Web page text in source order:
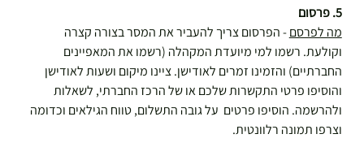
5. פרסום
מה לפרסם - הפרסום צריך להעביר את המסר בצורה קצרה
וקולעת. רשמו למי מיועדת המקהלה (רשמו את המאפיינים
החברתיים) והזמינו זמרים לאודישן. ציינו מיקום ושעות לאודישן
והוסיפו פרטי התקשרות שלכם או של הרכז החברתי, לשאלות
ולהרשמה. הוסיפו פרטים  על גובה התשלום, טווח הגילאים וכדומה
וצרפו תמונה רלוונטית.